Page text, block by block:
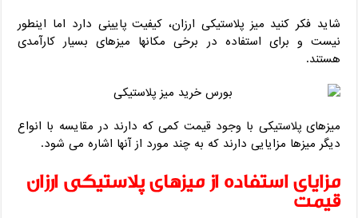
شاید ‌فکر‌ کنید ‌میز پلاستیکی ‌ارزان، کیفیت ‌پایینی ‌دارد اما اینطور
نیست ‌و برای ‌استفاده‌ در برخی مکانها‌ میزهای ‌بسیار کارآمدی
هستند.
میزهای پلاستیکی با وجود قیمت کمی که دارند در مقایسه با انواع
دیگر میزها مزایایی دارند که به چند مورد از آنها اشاره می شود.
مزایای استفاده از میزهای پلاستیکی ارزان
قیمت